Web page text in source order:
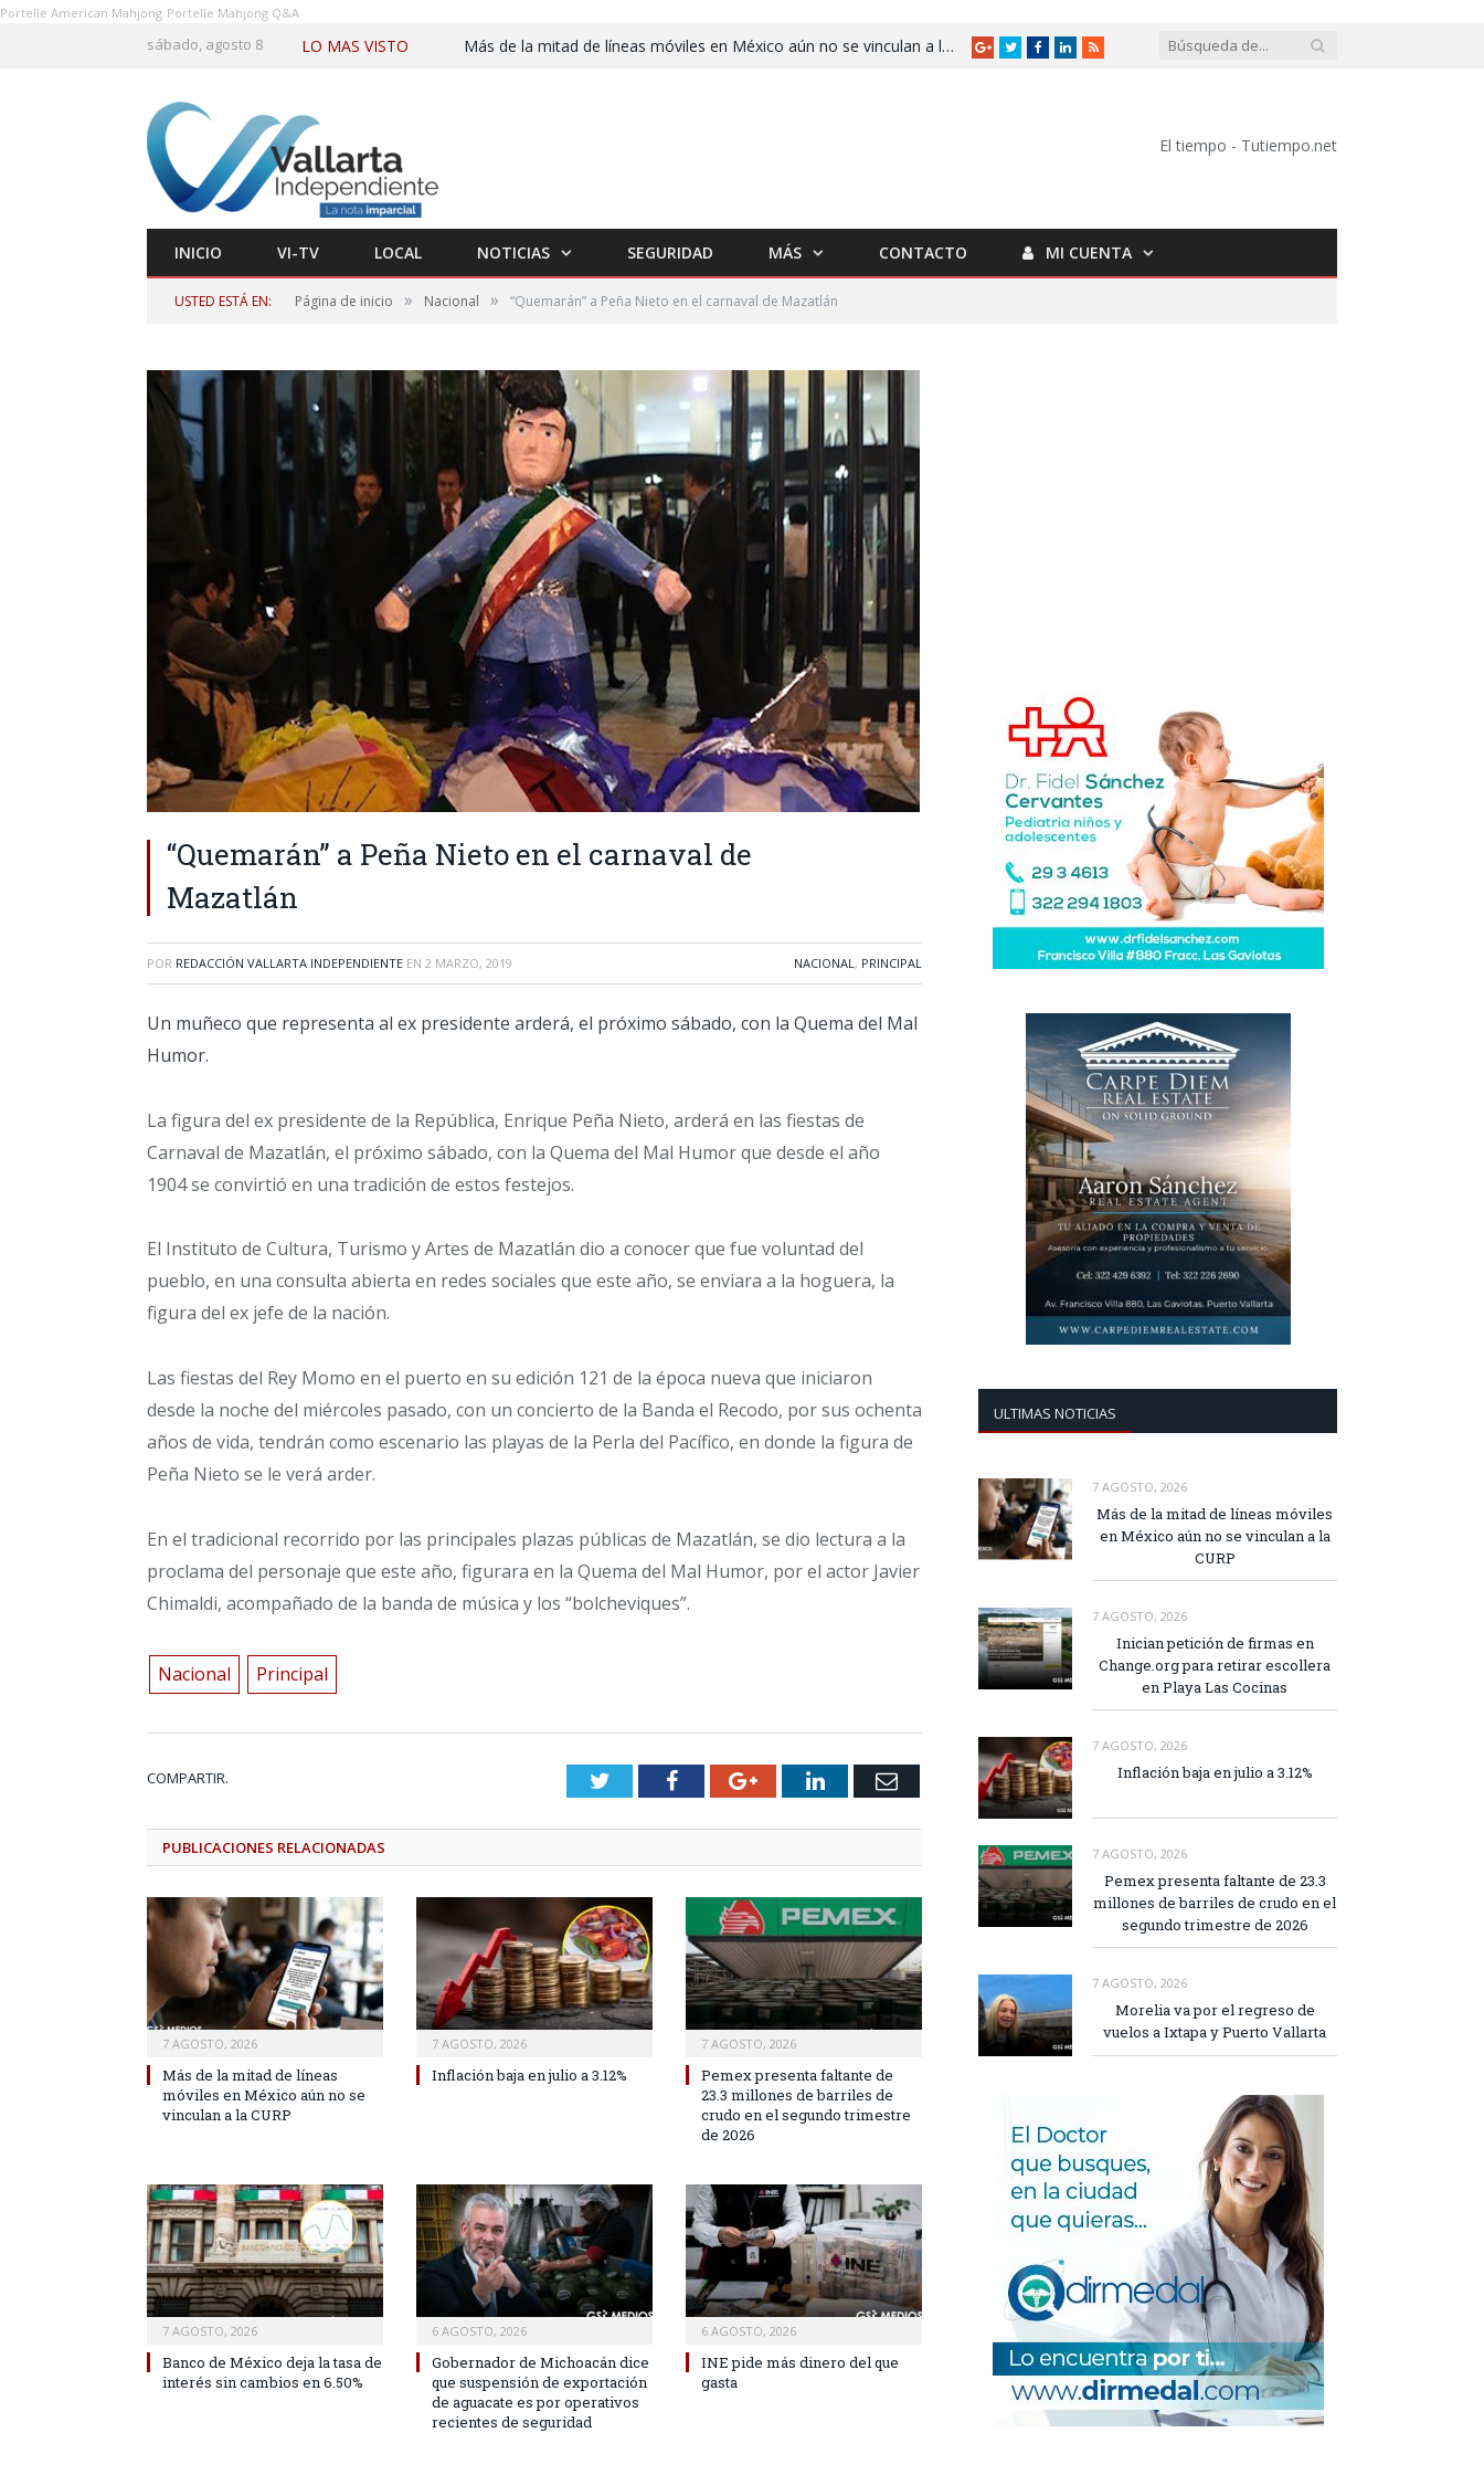
Portelle American Mahjong Portelle Mahjong Q&A
sábado, agosto 8 LO MAS VISTO Más de la mitad de líneas móviles en México aún no se vinculan a la CURP
GoogleTwitterFacebookLinkedIn
RSS
El tiempo - Tutiempo.net
INICIO VI-TV LOCAL NOTICIAS SEGURIDAD MÁS CONTACTO MI CUENTA
USTED ESTÁ EN: Página de inicio » Nacional » “Quemarán” a Peña Nieto en el carnaval de Mazatlán
“Quemarán” a Peña Nieto en el carnaval de
Mazatlán
POR REDACCIÓN VALLARTA INDEPENDIENTE EN 2 MARZO, 2019 NACIONAL, PRINCIPAL
Un muñeco que representa al ex presidente arderá, el próximo sábado, con la Quema del Mal
Humor.
La figura del ex presidente de la República, Enrique Peña Nieto, arderá en las fiestas de
Carnaval de Mazatlán, el próximo sábado, con la Quema del Mal Humor que desde el año
1904 se convirtió en una tradición de estos festejos.
El Instituto de Cultura, Turismo y Artes de Mazatlán dio a conocer que fue voluntad del
pueblo, en una consulta abierta en redes sociales que este año, se enviara a la hoguera, la
figura del ex jefe de la nación.
Las fiestas del Rey Momo en el puerto en su edición 121 de la época nueva que iniciaron
desde la noche del miércoles pasado, con un concierto de la Banda el Recodo, por sus ochenta
años de vida, tendrán como escenario las playas de la Perla del Pacífico, en donde la figura de
Peña Nieto se le verá arder.
En el tradicional recorrido por las principales plazas públicas de Mazatlán, se dio lectura a la
proclama del personaje que este año, figurara en la Quema del Mal Humor, por el actor Javier
Chimaldi, acompañado de la banda de música y los “bolcheviques”.
Nacional Principal
COMPARTIR. TwitterFacebookGoogle+LinkedInEmail
PUBLICACIONES RELACIONADAS
7 AGOSTO, 2026
Más de la mitad de líneas
móviles en México aún no se
vinculan a la CURP
7 AGOSTO, 2026
Inflación baja en julio a 3.12%
7 AGOSTO, 2026
Pemex presenta faltante de
23.3 millones de barriles de
crudo en el segundo trimestre
de 2026
7 AGOSTO, 2026
Banco de México deja la tasa de
interés sin cambios en 6.50%
6 AGOSTO, 2026
Gobernador de Michoacán dice
que suspensión de exportación
de aguacate es por operativos
recientes de seguridad
6 AGOSTO, 2026
INE pide más dinero del que
gasta
ULTIMAS NOTICIAS
7 AGOSTO, 2026
Más de la mitad de líneas móviles
en México aún no se vinculan a la
CURP
7 AGOSTO, 2026
Inician petición de firmas en
Change.org para retirar escollera
en Playa Las Cocinas
7 AGOSTO, 2026
Inflación baja en julio a 3.12%
7 AGOSTO, 2026
Pemex presenta faltante de 23.3
millones de barriles de crudo en el
segundo trimestre de 2026
7 AGOSTO, 2026
Morelia va por el regreso de
vuelos a Ixtapa y Puerto Vallarta